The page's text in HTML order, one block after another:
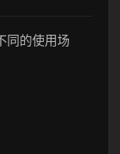
同的使用场